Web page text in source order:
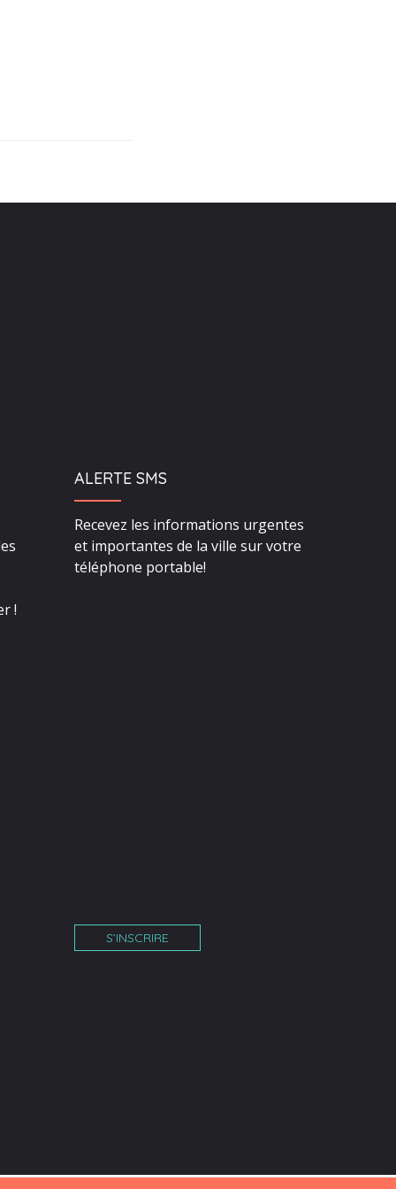
!
ALERTE SMS
Recevez les informations urgentes
et importantes de la ville sur votre
téléphone portable!
S’INSCRIRE